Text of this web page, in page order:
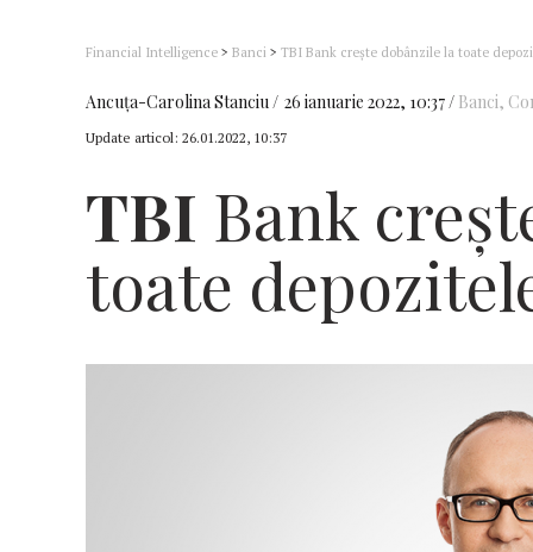
Financial Intelligence > Banci > TBI Bank crește dobânzile la toate
Ancuţa-Carolina Stanciu 26 ianuarie 2022, 10:37 Banci,
Update articol: 26.01.2022, 10:37
TBI Bank
toate